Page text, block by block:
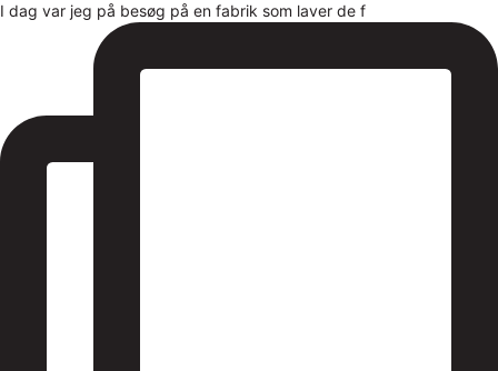
I dag var jeg på besøg på en fabrik som laver de f